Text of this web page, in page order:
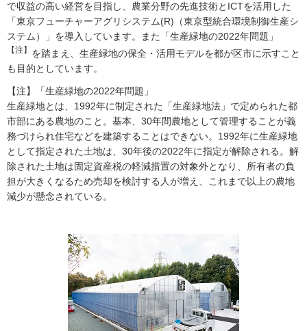
で収益の高い経営を目指し、農業分野の先進技術とICTを活用した
「東京フューチャーアグリシステム(R)（東京型統合環境制御生産シ
ステム）」を導入しています。また「生産緑地の2022年問題」
【注】 を踏まえ、生産緑地の保全・活用モデルを都が区市に示すこと
も目的としています。
【注】「生産緑地の2022年問題」
生産緑地とは、1992年に制定された「生産緑地法」で定められた都
市部にある農地のこと。基本、30年間農地として管理することが義
務づけられ住宅などを建築することはできない。1992年に生産緑地
として指定された土地は、30年後の2022年に指定が解除される。解
除された土地は固定資産税の軽減措置の対象外となり、所有者の負
担が大きくなるため売却を検討する人が増え、これまで以上の農地
減少が懸念されている。